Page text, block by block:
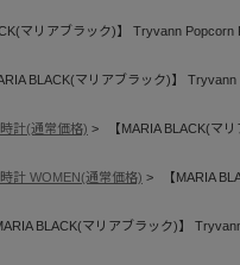
マリアブラック)】 Tryvann
BLACK(マリアブラック)】
計(通常価格) 【MARIA BLACK(マ
計 WOMEN(通常価格) 【MARIA
BLACK(マリアブラック)】